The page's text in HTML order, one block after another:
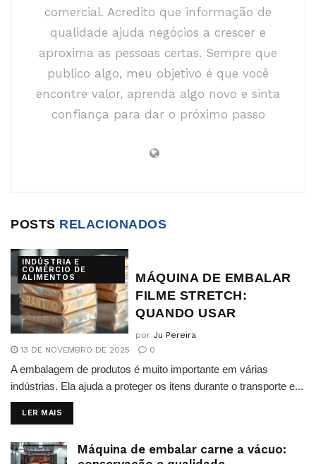
comercial. Acredito que informação de
qualidade ajuda negócios a crescer e
aproxima as pessoas certas. Sempre que
publico algo, meu objetivo é que você
encontre valor, aprenda algo novo e sinta
confiança para dar o próximo passo
POSTS RELACIONADOS
INDÚSTRIA E
COMÉRCIO DE
ALIMENTOS
MÁQUINA DE EMBALAR
FILME STRETCH:
QUANDO USAR
por Ju Pereira
13 DE NOVEMBRO DE 2025
0
A embalagem de produtos é muito importante em várias
indústrias. Ela ajuda a proteger os itens durante o transporte e...
LER MAIS
Máquina de embalar carne a vácuo: